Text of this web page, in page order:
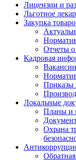
Лицензии и
Льготное
Закупка
Отчеты о
Кадровая
Вакансии
Приказы
Локальные
Планы и
Охрана